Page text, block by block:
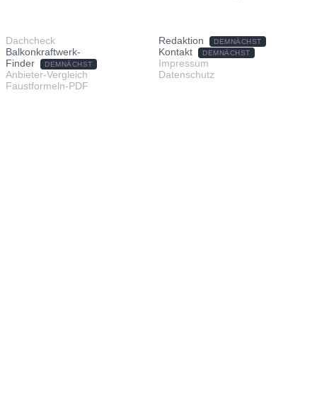
Dachcheck
Balkonkraftwerk-
Finder
DEMNÄCHST
Anbieter-Vergleich
Faustformeln-PDF
Redaktion DEMNÄCHST
Kontakt DEMNÄCHST
Impressum
Datenschutz